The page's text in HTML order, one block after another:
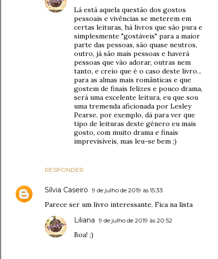
RESPONDER
Lá está aquela questão dos gostos
pessoais e vivências se meterem em
certas leituras, há livros que são pura e
simplesmente "gostáveis" para a maior
parte das pessoas, são quase neutros,
outro, já são mais pessoas e haverá
pessoas que vão adorar, outras nem
tanto, e creio que é o caso deste livro...
para as almas mais românticas e que
gostem de finais felizes e pouco drama,
será uma excelente leitura, eu que sou
uma tremenda aficionada por Lesley
Pearse, por exemplo, dá para ver que
tipo de leituras deste género eu mais
gosto, com muito drama e finais
imprevisíveis, mas leu-se bem ;)
Sílvia Caseiro 9 de julho de 2019 às 15:33
Parece ser um livro interessante. Fica na lista
Liliana 9 de julho de 2019 às 20:52
Boa! ;)